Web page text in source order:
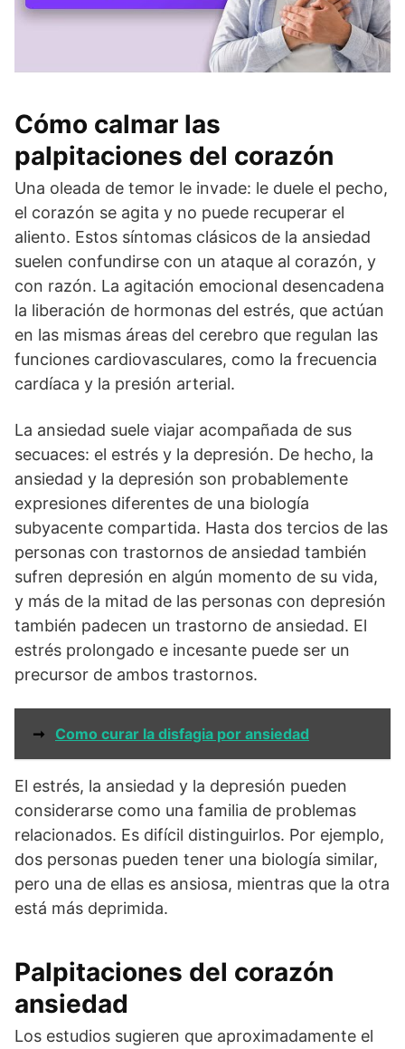
Cómo calmar las
palpitaciones del corazón
Una oleada de temor le invade: le duele el pecho,
el corazón se agita y no puede recuperar el
aliento. Estos síntomas clásicos de la ansiedad
suelen confundirse con un ataque al corazón, y
con razón. La agitación emocional desencadena
la liberación de hormonas del estrés, que actúan
en las mismas áreas del cerebro que regulan las
funciones cardiovasculares, como la frecuencia
cardíaca y la presión arterial.
La ansiedad suele viajar acompañada de sus
secuaces: el estrés y la depresión. De hecho, la
ansiedad y la depresión son probablemente
expresiones diferentes de una biología
subyacente compartida. Hasta dos tercios de las
personas con trastornos de ansiedad también
sufren depresión en algún momento de su vida,
y más de la mitad de las personas con depresión
también padecen un trastorno de ansiedad. El
estrés prolongado e incesante puede ser un
precursor de ambos trastornos.
➞ Como curar la disfagia por ansiedad
El estrés, la ansiedad y la depresión pueden
considerarse como una familia de problemas
relacionados. Es difícil distinguirlos. Por ejemplo,
dos personas pueden tener una biología similar,
pero una de ellas es ansiosa, mientras que la otra
está más deprimida.
Palpitaciones del corazón
ansiedad
Los estudios sugieren que aproximadamente el